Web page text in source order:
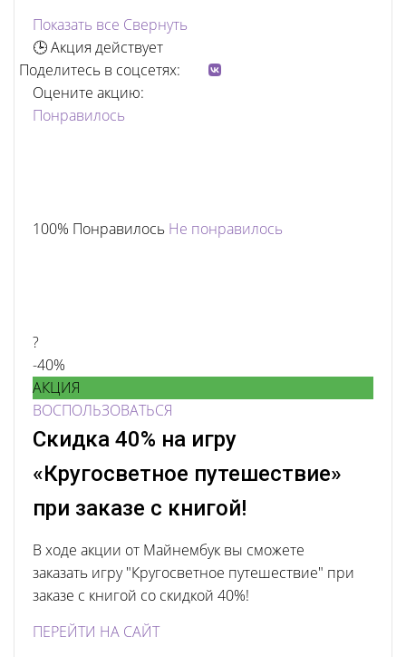
Показать все Свернуть
🕒 Акция действует
Поделитесь в соцсетях:
Оцените акцию:
Понравилось
100% Понравилось Не понравилось
?
-40%
АКЦИЯ
ВОСПОЛЬЗОВАТЬСЯ
Скидка 40% на игру
«Кругосветное путешествие»
при заказе с книгой!
В ходе акции от Майнембук вы сможете
заказать игру "Кругосветное путешествие" при
заказе с книгой со скидкой 40%!
ПЕРЕЙТИ НА САЙТ